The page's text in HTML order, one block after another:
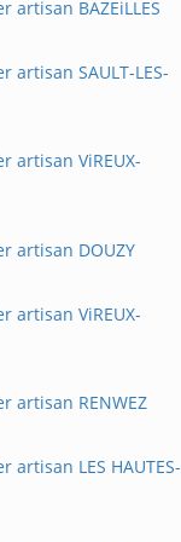
artisan BAZEiLLES
artisan SAULT-LES-
artisan ViREUX-
artisan DOUZY
artisan ViREUX-
artisan RENWEZ
artisan LES HAUTES-